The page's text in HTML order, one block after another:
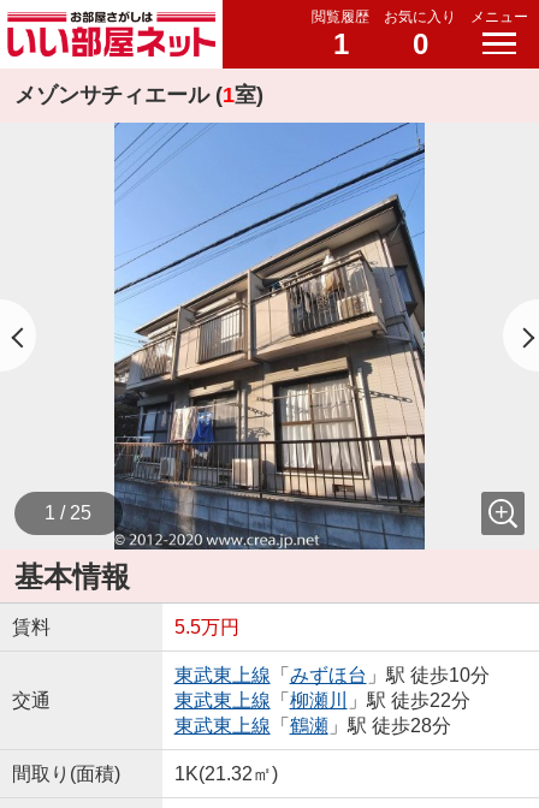
閲覧履歴
1
お気に入り
0
メニュー
メゾンサチィエール (1室)
1 / 25
基本情報
賃料 5.5万円
交通
東武東上線 「 みずほ台 」駅 徒歩10分
東武東上線 「 柳瀬川
」駅 徒歩22分
東武東上線 「 鶴瀬」駅 徒歩28分
間取り(面積) 1K(21.32㎡)